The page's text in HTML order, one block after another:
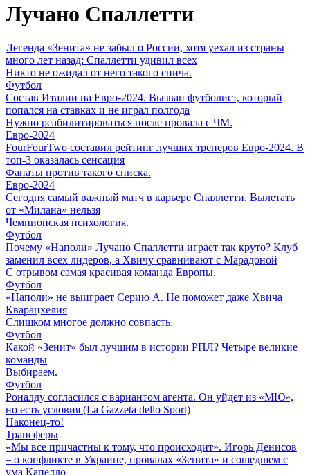
Лучано Спаллетти
Легенда «Зенита» не забыл о России, хотя уехал из страны
много лет назад: Спаллетти удивил всех
Никто не ожидал от него такого спича.
Футбол
Состав Италии на Евро-2024. Вызван футболист, который
попался на ставках и не играл полгода
Нужно реабилитироваться после провала с ЧМ.
Евро-2024
FourFourTwo составил рейтинг лучших тренеров Евро-2024. В
топ-3 оказалась сенсация
Фанаты против такого списка.
Евро-2024
Сегодня самый важный матч в карьере Спаллетти. Вылетать
от «Милана» нельзя
Чемпионская психология.
Футбол
Почему «Наполи» Лучано Спаллетти играет так круто? Клуб
заменил всех лидеров, а Хвичу сравнивают с Марадоной
С отрывом самая красивая команда Европы.
Футбол
«Наполи» не выиграет Серию А. Не поможет даже Хвича
Кварацхелия
Слишком многое должно совпасть.
Футбол
Какой «Зенит» был лучшим в истории РПЛ? Четыре великие
команды
Выбираем.
Футбол
Роналду согласился с вариантом агента. Он уйдет из «МЮ»,
но есть условия (La Gazzeta dello Sport)
Наконец-то!
Трансферы
«Мы все причастны к тому, что происходит». Игорь Денисов
– о конфликте в Украине, провалах «Зенита» и сошедшем с
ума Капелло